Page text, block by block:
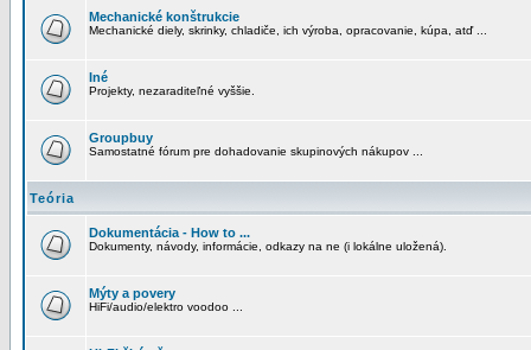
Mechanické konštrukcie
Mechanické diely, skrinky, chladiče, ich výroba, opracovanie, kúpa, atď ...
Iné
Projekty, nezaraditeľné vyššie.
Groupbuy
Samostatné fórum pre dohadovanie skupinových nákupov ...
Teória
Dokumentácia - How to ...
Dokumenty, návody, informácie, odkazy na ne (i lokálne uložená).
Mýty a povery
HiFi/audio/elektro voodoo ...